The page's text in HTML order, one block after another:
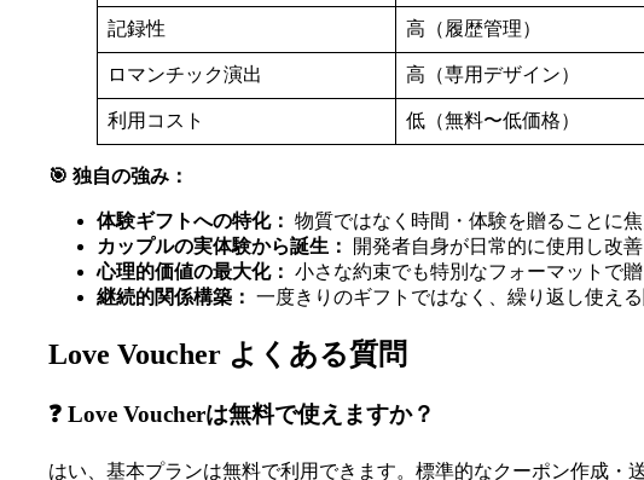
記録性 高（履歴管理）
ロマンチック演出 高（専用デザイン）
利用コスト 低（無料〜低価格）
🎯 独自の強み：
体験ギフトへの特化： 物質ではなく時間・体験を贈ることに
カップルの実体験から誕生：
開発者自身が日常的に使用し改
心理的価値の最大化： 小さな約束でも特別なフォーマットで
継続的関係構築： 一度きりのギフトではなく、繰り返し使え
Love Voucher よくある質問
❓ Love Voucherは無料で使えますか？
はい、基本プランは無料で利用できます。標準的なクーポン作成